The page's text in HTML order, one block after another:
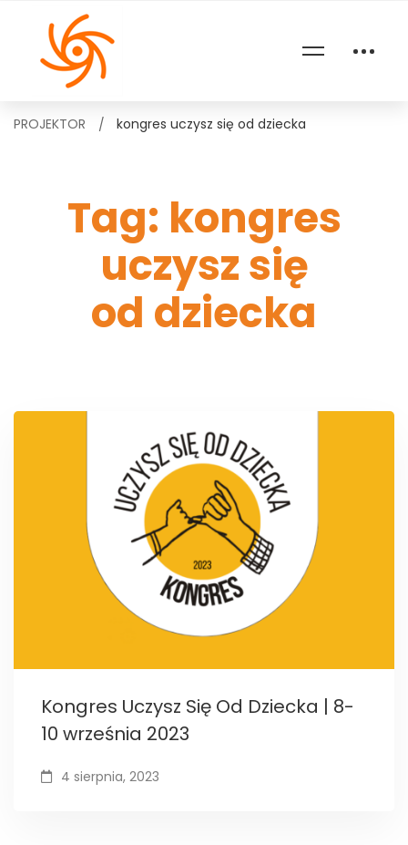
Tag: kongres
uczysz się
od dziecka
PROJEKTOR kongres uczysz się od dziecka
Kongres Uczysz Się Od Dziecka | 8-
10 września 2023
4 sierpnia, 2023